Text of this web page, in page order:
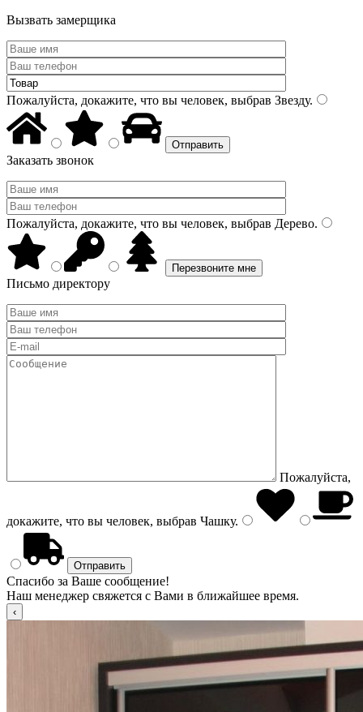
Вызвать замерщика
Пожалуйста, докажите, что вы человек, выбрав Звезду.
Заказать звонок
Пожалуйста, докажите, что вы человек, выбрав Дерево.
Письмо директору
Пожалуйста,
докажите, что вы человек, выбрав Чашку.
Спасибо за Ваше сообщение!
Наш менеджер свяжется с Вами в ближайшее время.